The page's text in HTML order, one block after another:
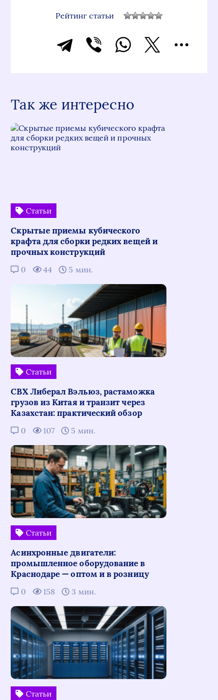
Рейтинг статьи
Так же интересно
Статьи
Скрытые приемы кубического
крафта для сборки редких вещей и
прочных конструкций
0 44 5 мин.
Статьи
СВХ Либерал Вэльюз, растаможка
грузов из Китая и транзит через
Казахстан: практический обзор
0 107 5 мин.
Статьи
Асинхронные двигатели:
промышленное оборудование в
Краснодаре — оптом и в розницу
0 158 3 мин.
Статьи